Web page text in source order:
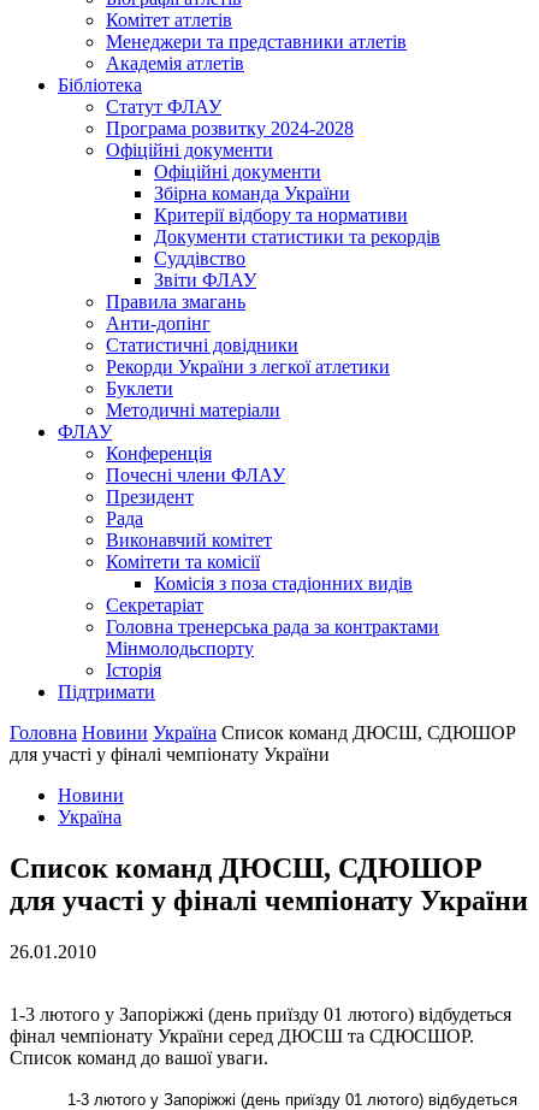
Комітет атлетів
Менеджери та представники атлетів
Академія атлетів
Бібліотека
Статут ФЛАУ
Програма розвитку 2024-2028
Офіційні документи
Офіційні документи
Збірна команда України
Критерії відбору та нормативи
Документи статистики та рекордів
Суддівство
Звіти ФЛАУ
Правила змагань
Анти-допінг
Статистичні довідники
Рекорди України з легкої атлетики
Буклети
Методичні матеріали
ФЛАУ
Конференція
Почесні члени ФЛАУ
Президент
Рада
Виконавчий комітет
Комітети та комісії
Комісія з поза стадіонних видів
Секретаріат
Головна тренерська рада за контрактами
Мінмолодьспорту
Історія
Підтримати
Головна Новини Україна Список команд ДЮСШ, СДЮШОР
для участі у фіналі чемпіонату України
Новини
Україна
Список команд ДЮСШ, СДЮШОР
для участі у фіналі чемпіонату України
26.01.2010
1-3 лютого у Запоріжжі (день приїзду 01 лютого) відбудеться
фінал чемпіонату України серед ДЮСШ та СДЮСШОР.
Список команд до вашої уваги.
1-3 лютого у Запоріжжі (день приїзду 01 лютого) відбудеться